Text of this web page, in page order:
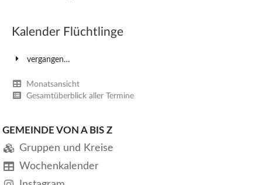
Kalender Flüchtlinge
vergangen…
Monatsansicht
Gesamtüberblick aller Termine
GEMEINDE VON A BIS Z
Gruppen und Kreise
Wochenkalender